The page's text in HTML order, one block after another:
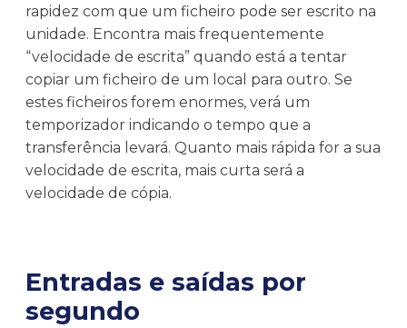
rapidez com que um ficheiro pode ser escrito na
unidade. Encontra mais frequentemente
“velocidade de escrita” quando está a tentar
copiar um ficheiro de um local para outro. Se
estes ficheiros forem enormes, verá um
temporizador indicando o tempo que a
transferência levará. Quanto mais rápida for a sua
velocidade de escrita, mais curta será a
velocidade de cópia.
Entradas e saídas por
segundo